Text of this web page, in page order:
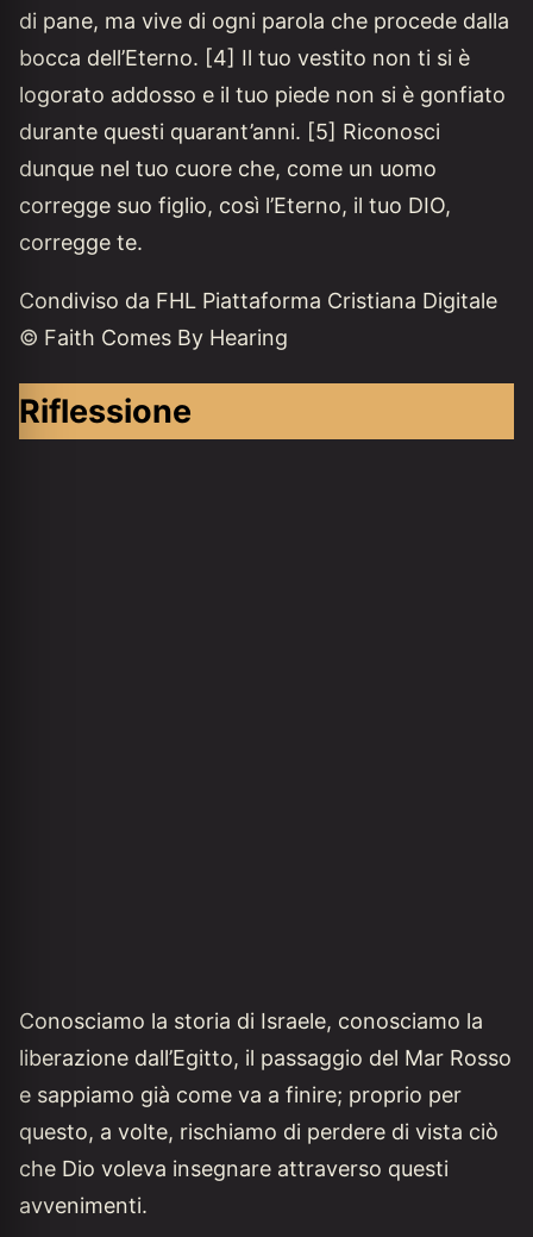
di pane, ma vive di ogni parola che procede dalla
bocca dell’Eterno. [4] Il tuo vestito non ti si è
logorato addosso e il tuo piede non si è gonfiato
durante questi quarant’anni. [5] Riconosci
dunque nel tuo cuore che, come un uomo
corregge suo figlio, così l’Eterno, il tuo DIO,
corregge te.
Condiviso da FHL Piattaforma Cristiana Digitale
© Faith Comes By Hearing
Riflessione
Conosciamo la storia di Israele, conosciamo la
liberazione dall’Egitto, il passaggio del Mar Rosso
e sappiamo già come va a finire; proprio per
questo, a volte, rischiamo di perdere di vista ciò
che Dio voleva insegnare attraverso questi
avvenimenti.